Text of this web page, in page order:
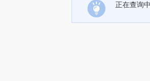
正在查询